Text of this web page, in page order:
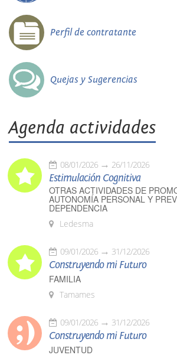
Perfil de contratante
Quejas y Sugerencias
Agenda actividades
08/01/2026 26/11/2026
Estimulación Cognitiva
OTRAS ACTIVIDADES DE
AUTONOMÍA PERSONAL Y
DEPENDENCIA
Ledesma
09/01/2026 31/12/2026
Construyendo mi Futuro
FAMILIA
Tamames
09/01/2026 31/12/2026
Construyendo mi Futuro
JUVENTUD